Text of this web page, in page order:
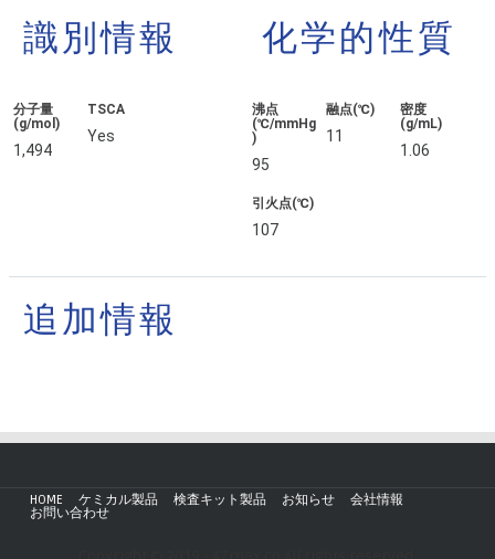
識別情報
分子量
(g/mol)
1,494
TSCA
Yes
化学的性質
沸点
(℃/mmHg
)
95
融点(℃)
11
密度
(g/mL)
1.06
引火点(℃)
107
追加情報
HOME ケミカル製品 検査キット製品 お知らせ
会社情報
お問い合わせ